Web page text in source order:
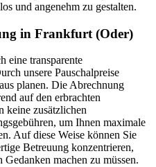
und angenehm zu gestalten.
in Frankfurt (Oder)
eine transparente
unsere Pauschalpreise
planen. Die Abrechnung
auf den erbrachten
keine zusätzlichen
um Ihnen maximale
Auf diese Weise können Sie
Betreuung konzentrieren,
machen zu müssen.